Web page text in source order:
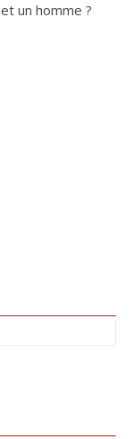
un homme ?